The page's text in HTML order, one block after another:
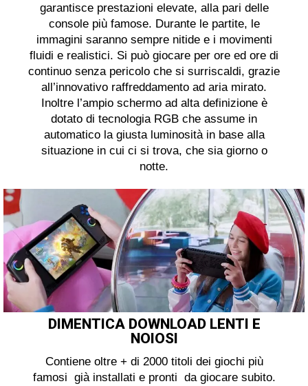
garantisce prestazioni elevate, alla pari delle
console più famose. Durante le partite, le
immagini saranno sempre nitide e i movimenti
fluidi e realistici. Si può giocare per ore ed ore di
continuo senza pericolo che si surriscaldi, grazie
all’innovativo raffreddamento ad aria mirato.
Inoltre l’ampio schermo ad alta definizione è
dotato di tecnologia RGB che assume in
automatico la giusta luminosità in base alla
situazione in cui ci si trova, che sia giorno o
notte.
DIMENTICA DOWNLOAD LENTI E
NOIOSI
Contiene oltre + di 2000 titoli dei giochi più
famosi già installati e pronti da giocare subito.